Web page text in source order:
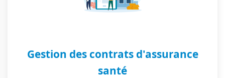
Gestion des contrats d'assurance
santé